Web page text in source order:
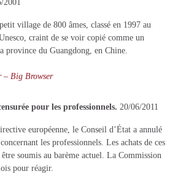
2001
village de 800 âmes, classé en 1997 au
craint de se voir copié comme un
province du Guangdong, en Chine.
– Big Browser
pour les professionnels. 20/06/2011
européenne, le Conseil d’État a annulé
les professionnels. Les achats de ces
soumis au barème actuel. La Commission
pour réagir.